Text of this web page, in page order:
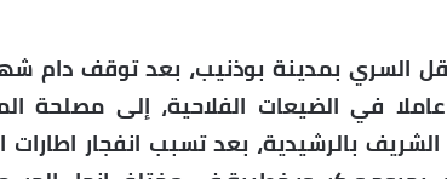
السري بمدينة بوذنيب، بعد توقف دام
و عاملا في الضيعات الفلاحية، إلى
بالرشيدية، بعد تسبب انفجار